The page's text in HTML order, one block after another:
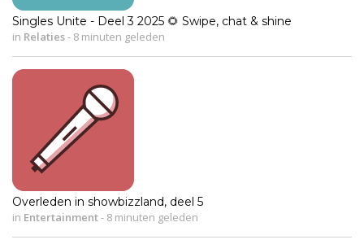
Singles Unite - Deel 3 2025 🌻 Swipe, chat & shine
in Relaties- 8 minuten geleden
Overleden in showbizzland, deel 5
in Entertainment- 8 minuten geleden